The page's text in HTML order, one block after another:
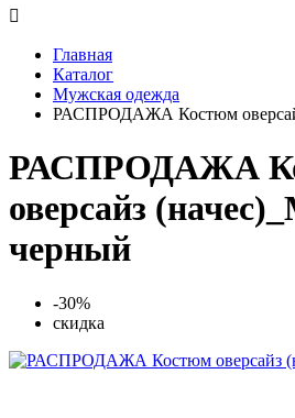

Главная
Каталог
Мужская одежда
РАСПРОДАЖА Костюм
РАСПРОДАЖА
оверсайз
черный
-30%
скидка